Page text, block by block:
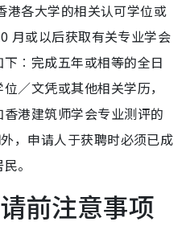
各大学的相关认可学位或
月或以后获取有关专业学会
︰完成五年或相等的全日
／文凭或其他相关学历，
港建筑师学会专业测评的
，申请人于获聘时必须已成
。
前注意事项